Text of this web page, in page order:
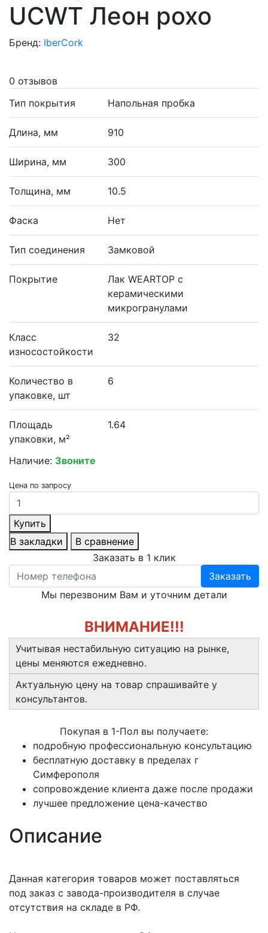
UCWT Леон рохо
Бренд: IberCork
0 отзывов
Тип покрытия
Напольная пробка
Длина, мм 910
Ширина, мм 300
Толщина, мм 10.5
Фаска Нет
Тип соединения Замковой
Покрытие
Лак WEARTOP с
керамическими
микрогранулами
Класс
износостойкости
32
Количество в
упаковке, шт
6
Площадь
упаковки, м²
1.64
Наличие: Звоните
Цена по запросу
Купить
В закладки
В сравнение
Заказать в 1 клик
Заказать
Мы перезвоним Вам и уточним детали
ВНИМАНИЕ!!!
Учитывая нестабильную ситуацию на рынке,
цены меняются ежедневно.
Актуальную цену на товар спрашивайте у
консультантов.
Покупая в 1-Пол вы получаете:
подробную профессиональную консультацию
бесплатную доставку в пределах г
Симферополя
сопровождение клиента даже после продажи
лучшее предложение цена-качество
Описание
Данная категория товаров может поставляться
под заказ с завода-производителя в случае
отсутствия на складе в РФ.